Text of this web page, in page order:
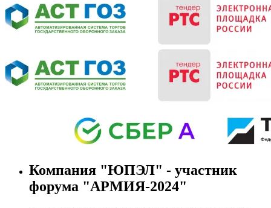
Компания "ЮПЭЛ" - участник
форума "АРМИЯ-2024"